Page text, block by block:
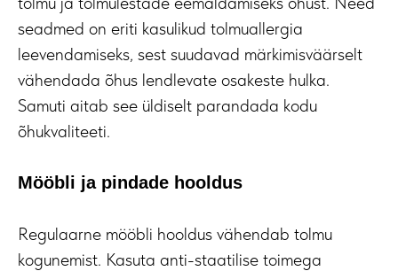
seadmed on eriti kasulikud tolmuallergia
leevendamiseks, sest suudavad märkimisväärselt
vähendada õhus lendlevate osakeste hulka.
Samuti aitab see üldiselt parandada kodu
õhukvaliteeti.
Mööbli ja pindade hooldus
Regulaarne mööbli hooldus vähendab tolmu
kogunemist. Kasuta anti-staatilise toimega